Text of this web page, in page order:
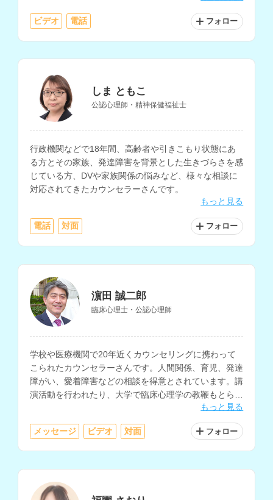
ビデオ 電話 フォロー
しま ともこ
公認心理師・精神保健福祉士
行政機関などで18年間、高齢者や引きこもり状態にあ
る方とその家族、発達障害を背景とした生きづらさを感
じている方、DVや家族関係の悩みなど、様々な相談に
対応されてきたカウンセラーさんです。
もっと見る
電話 対面 フォロー
濵田 誠二郎
臨床心理士・公認心理師
学校や医療機関で20年近くカウンセリングに携わって
こられたカウンセラーさんです。人間関係、育児、発達
障がい、愛着障害などの相談を得意とされています。講
演活動を行われたり、大学で臨床心理学の教鞭もとられ
もっと見る
メッセージ ビデオ 対面 フォロー